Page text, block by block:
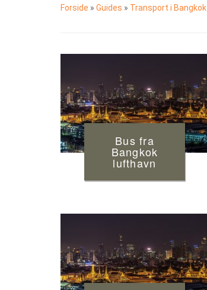
Forside » Guides » Transport i Bangkok
Bus fra
Bangkok
lufthavn